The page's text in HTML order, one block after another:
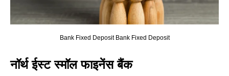
Bank Fixed Deposit Bank Fixed Deposit
नॉर्थ ईस्ट स्मॉल फाइनेंस बैंक